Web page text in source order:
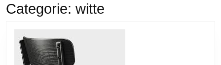
Categorie: witte